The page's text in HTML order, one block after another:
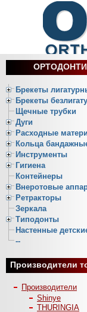
Брекеты
Брекеты
Щечные трубки
Дуги
Расходные
Кольца
Инструменты
Гигиена
Контейнеры
Внеротовые
Ретракторы
Зеркала
Типодонты
Настенные
--
Производители
Производители
Shinye
THURINGIA